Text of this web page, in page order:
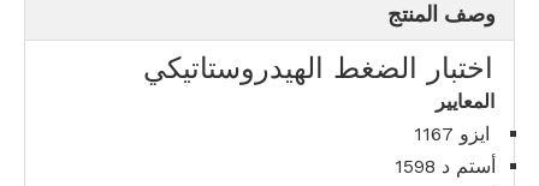
وصف المنتج
اختبار الضغط الهيدروستاتيكي
المعايير
ايزو 1167
أستم د 1598